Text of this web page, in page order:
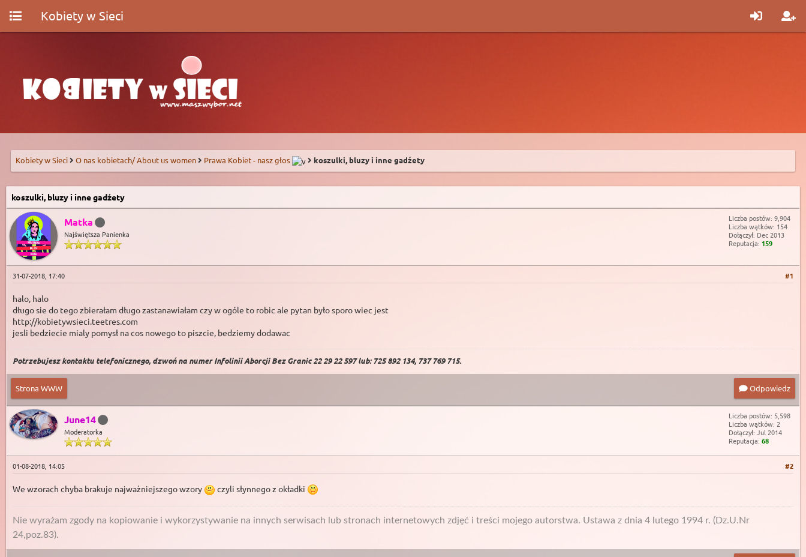
Kobiety w Sieci
Kobiety w Sieci O nas kobietach/ About us women Prawa Kobiet - nasz głos koszulki, bluzy i inne gadźety
koszulki, bluzy i inne gadźety
Matka
Najświętsza Panienka
Liczba postów: 9,904
Liczba wątków: 154
Dołączył: Dec 2013
Reputacja: 159
#1
31-07-2018, 17:40
halo, halo
długo sie do tego zbierałam długo zastanawiałam czy w ogóle to robic ale pytan było sporo wiec jest
http://kobietywsieci.teetres.com
jesli bedziecie mialy pomysł na cos nowego to piszcie, bedziemy dodawac
Potrzebujesz kontaktu telefonicznego, dzwoń na numer Infolinii Aborcji Bez Granic 22 29 22 597 lub: 725 892 134, 737 769 715.
Strona WWW Odpowiedz
June14
Moderatorka
Liczba postów: 5,598
Liczba wątków: 2
Dołączył: Jul 2014
Reputacja: 68
#2
01-08-2018, 14:05
We wzorach chyba brakuje najważniejszego wzory czyli słynnego z okładki
Nie wyrażam zgody na kopiowanie i wykorzystywanie na innych serwisach lub stronach internetowych zdjęć i treści mojego autorstwa. Ustawa z dnia 4 lutego 1994 r. (Dz.U.Nr
24,poz.83).